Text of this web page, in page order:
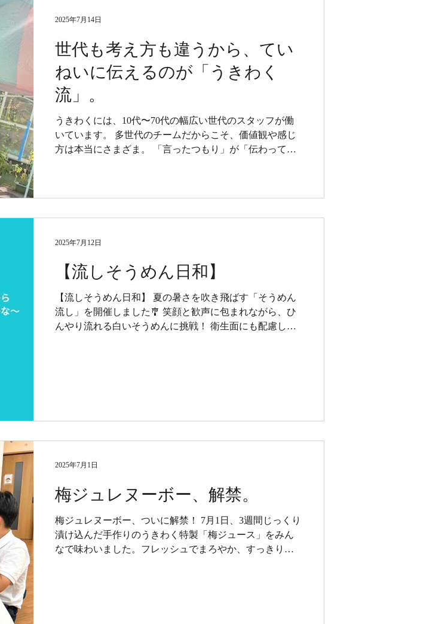
世代も考え方も違うから、てい
ねいに伝えるのが「うきわく
流」。
うきわくには、10代〜70代の幅広い世代のスタッフが働
いています。 多世代のチームだからこそ、価値観や感じ
方は本当にさまざま。 「言ったつもり」が「伝わってい
2025年7月14日
【流しそうめん日和】
【流しそうめん日和】 夏の暑さを吹き飛ばす「そうめん
流し」を開催しました🎐 笑顔と歓声に包まれながら、ひ
んやり流れる白いそうめんに挑戦！ 衛生面にも配慮しな
2025年7月12日
梅ジュレヌーボー、解禁。
梅ジュレヌーボー、ついに解禁！ 7月1日、3週間じっくり
漬け込んだ手作りのうきわく特製「梅ジュース」をみん
なで味わいました。フレッシュでまろやか、すっきり美
2025年7月1日